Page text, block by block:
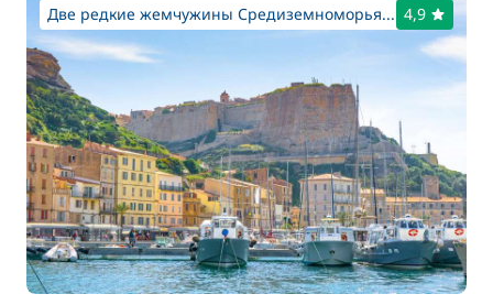
Две редкие жемчужины Средиземноморья... 4,9